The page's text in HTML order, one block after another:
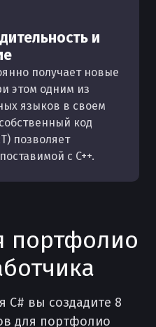
и
получает новые
этом одним из
языков в своем
код
позволяет
с C++.
портфолио
C# вы создадите 8
для портфолио